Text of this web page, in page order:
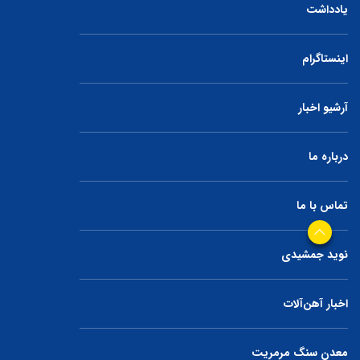
یادداشت
اینستاگرام
آرشیو اخبار
درباره ما
تماس با ما
نوید جمشیدی
اخبار آهن‌آلات
معدن سنگ مرمریت